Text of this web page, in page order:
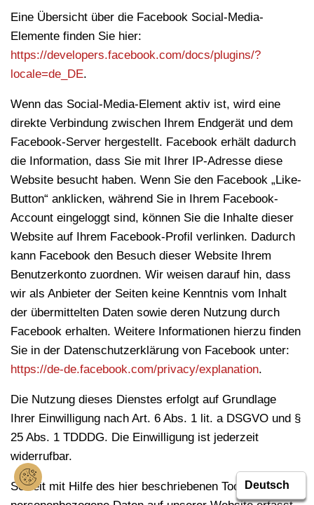
Eine Übersicht über die Facebook Social-Media-
Elemente finden Sie hier:
https://developers.facebook.com/docs/plugins/?
locale=de_DE.
Wenn das Social-Media-Element aktiv ist, wird eine
direkte Verbindung zwischen Ihrem Endgerät und dem
Facebook-Server hergestellt. Facebook erhält dadurch
die Information, dass Sie mit Ihrer IP-Adresse diese
Website besucht haben. Wenn Sie den Facebook „Like-
Button“ anklicken, während Sie in Ihrem Facebook-
Account eingeloggt sind, können Sie die Inhalte dieser
Website auf Ihrem Facebook-Profil verlinken. Dadurch
kann Facebook den Besuch dieser Website Ihrem
Benutzerkonto zuordnen. Wir weisen darauf hin, dass
wir als Anbieter der Seiten keine Kenntnis vom Inhalt
der übermittelten Daten sowie deren Nutzung durch
Facebook erhalten. Weitere Informationen hierzu finden
Sie in der Datenschutzerklärung von Facebook unter:
https://de-de.facebook.com/privacy/explanation.
Die Nutzung dieses Dienstes erfolgt auf Grundlage
Ihrer Einwilligung nach Art. 6 Abs. 1 lit. a DSGVO und §
25 Abs. 1 TDDDG. Die Einwilligung ist jederzeit
widerrufbar.
Soweit mit Hilfe des hier beschriebenen Tools